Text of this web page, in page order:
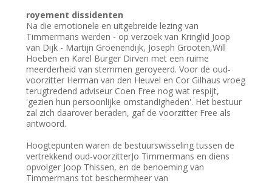
royement dissidenten
Na die emotionele en uitgebreide lezing van
Timmermans werden - op verzoek van Kringlid Joop
van Dijk - Martijn Groenendijk, Joseph Grooten,Will
Hoeben en Karel Burger Dirven met een ruime
meerderheid van stemmen geroyeerd. Voor de oud-
voorzitter Herman van den Heuvel en Cor Gilhaus vroeg
terugtredend adviseur Coen Free nog wat respijt,
'gezien hun persoonlijke omstandigheden'. Het bestuur
zal zich daarover beraden, gaf de voorzitter Free als
antwoord.
Hoogtepunten waren de bestuurswisseling tussen de
vertrekkend oud-voorzitterJo Timmermans en diens
opvolger Joop Thissen, en de benoeming van
Timmermans tot beschermheer van